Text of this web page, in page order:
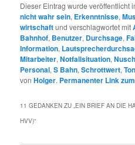
Dieser Eintrag wurde veröffentlicht
nicht wahr sein, Erkenntnisse,
wirtschaftund verschlagwortet mit
Bahnhof, Benutzer, Durchsage,
Information,
Mitarbeiter,Notfallsituation,
Personal,S Bahn,Schrottwert,
vonHolger. Permanenter Link
11 GEDANKEN ZU „EIN BRIEF AN DIE
HVV)“